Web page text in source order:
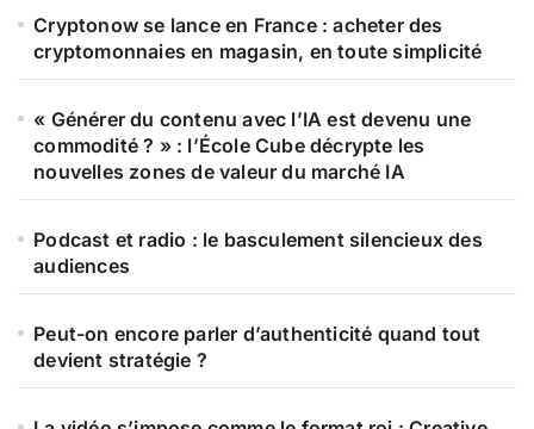
Cryptonow se lance en France : acheter des
cryptomonnaies en magasin, en toute simplicité
« Générer du contenu avec l’IA est devenu une
commodité ? » : l’École Cube décrypte les
nouvelles zones de valeur du marché IA
Podcast et radio : le basculement silencieux des
audiences
Peut-on encore parler d’authenticité quand tout
devient stratégie ?